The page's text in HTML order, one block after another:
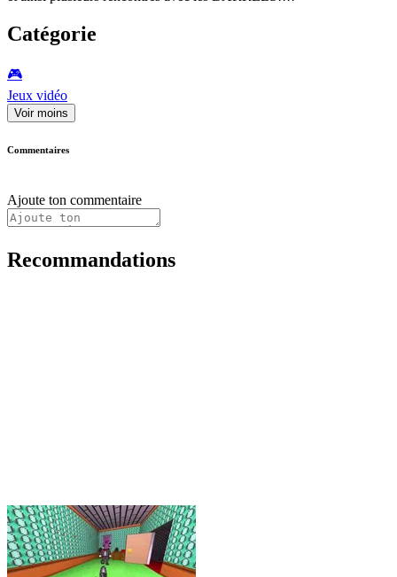
Catégorie
🎮️
Jeux vidéo
Voir moins
Commentaires
Ajoute ton commentaire
Recommandations